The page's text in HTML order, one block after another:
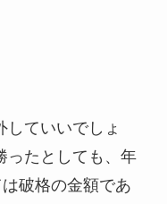
ていいでしょ
ったとしても、年
破格の金額であ